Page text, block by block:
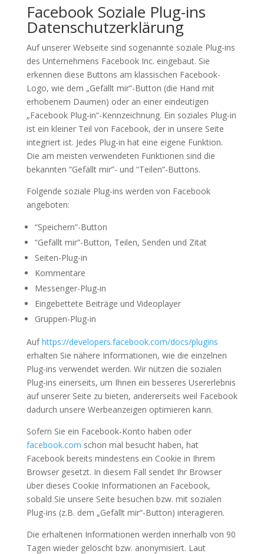
Facebook Soziale Plug-ins
Datenschutzerklärung
Auf unserer Webseite sind sogenannte soziale Plug-ins
des Unternehmens Facebook Inc. eingebaut. Sie
erkennen diese Buttons am klassischen Facebook-
Logo, wie dem „Gefällt mir“-Button (die Hand mit
erhobenem Daumen) oder an einer eindeutigen
„Facebook Plug-in“-Kennzeichnung. Ein soziales Plug-in
ist ein kleiner Teil von Facebook, der in unsere Seite
integriert ist. Jedes Plug-in hat eine eigene Funktion.
Die am meisten verwendeten Funktionen sind die
bekannten “Gefällt mir”- und “Teilen”-Buttons.
Folgende soziale Plug-ins werden von Facebook
angeboten:
“Speichern”-Button
“Gefällt mir”-Button, Teilen, Senden und Zitat
Seiten-Plug-in
Kommentare
Messenger-Plug-in
Eingebettete Beiträge und Videoplayer
Gruppen-Plug-in
Aufhttps://developers.facebook.com/docs/plugins
erhalten Sie nähere Informationen, wie die einzelnen
Plug-ins verwendet werden. Wir nützen die sozialen
Plug-ins einerseits, um Ihnen ein besseres Usererlebnis
auf unserer Seite zu bieten, andererseits weil Facebook
dadurch unsere Werbeanzeigen optimieren kann.
Sofern Sie ein Facebook-Konto haben oder
facebook.com schon mal besucht haben, hat
Facebook bereits mindestens ein Cookie in Ihrem
Browser gesetzt. In diesem Fall sendet Ihr Browser
über dieses Cookie Informationen an Facebook,
sobald Sie unsere Seite besuchen bzw. mit sozialen
Plug-ins (z.B. dem „Gefällt mir“-Button) interagieren.
Die erhaltenen Informationen werden innerhalb von 90
Tagen wieder gelöscht bzw. anonymisiert. Laut